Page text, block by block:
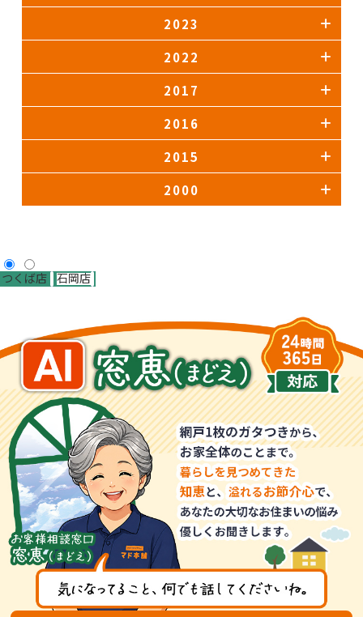
2023
2022
2017
2016
2015
2000
つくば店 石岡店